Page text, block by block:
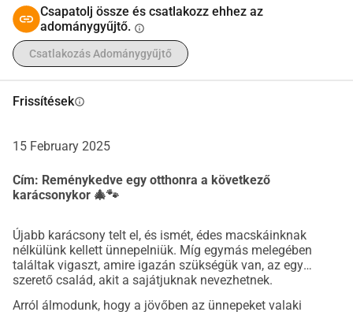
Miért van szükségünk a segítségedre ebben az ügyben?
Nos, a három macska exportálásához szükséges összeg
körülbelül 3393 EUR, amit egyszerűen nem tudunk
megfizetni az állatotthon költségeivel és az aránytalanul
chipet, oltásokat, karantént és a családunk négylábú
ügynökségnek kell kifizetnünk, akik segítenek nekünk a
még az ismeretlen betűket sem tudjuk elolvasni. Ha
bármelyik dokumentáció hiányzik vagy hibás, akkor a helyi
hatóságok elkobozzák az állatokat és elaltatják őket. Ezért
van szükségünk az ügynökség segítségére.
Hogyan segíthetsz nekünk?
Bármilyen pénzügyi hozzájárulást elfogadunk az ügyünk
érdekében. Az alábbiakban megtalálod a költségek
Csapatolj össze és csatlakozz ehhez az
adománygyűjtő. info
Csatlakozás Adománygyűjtő
Frissítésekinfo
15 February 2025
Cím: Reménykedve egy otthonra a következő
karácsonykor 🎄🐾
Újabb karácsony telt el, és ismét, édes macskáinknak
nélkülünk kellett ünnepelniük. Míg egymás melegében
találtak vigaszt, amire igazán szükségük van, az egy
szerető család, akit a sajátjuknak nevezhetnek.
Arról álmodunk, hogy a jövőben az ünnepeket valaki